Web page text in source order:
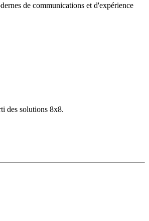
de communications et d'expérience
des solutions 8x8.